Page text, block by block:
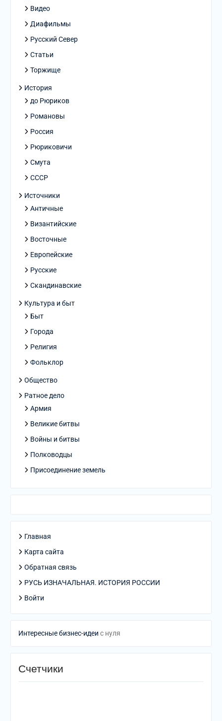
Видео
Диафильмы
Русский Север
Статьи
Торжище
История
до Рюриков
Романовы
Россия
Рюриковичи
Смута
СССР
Источники
Античные
Византийские
Восточные
Европейские
Русские
Скандинавские
Культура и быт
Быт
Города
Религия
Фольклор
Общество
Ратное дело
Армия
Великие битвы
Войны и битвы
Полководцы
Присоединение земель
Главная
Карта сайта
Обратная связь
РУСЬ ИЗНАЧАЛЬНАЯ. ИСТОРИЯ РОССИИ
Войти
Интересные бизнес-идеи с нуля
Счетчики